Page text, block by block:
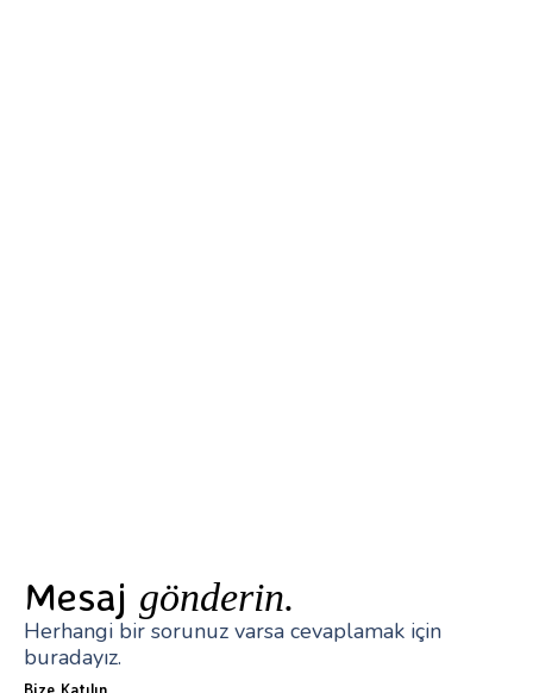
Mesaj gönderin.
Herhangi bir sorunuz varsa cevaplamak için
buradayız.
Bize Katılın